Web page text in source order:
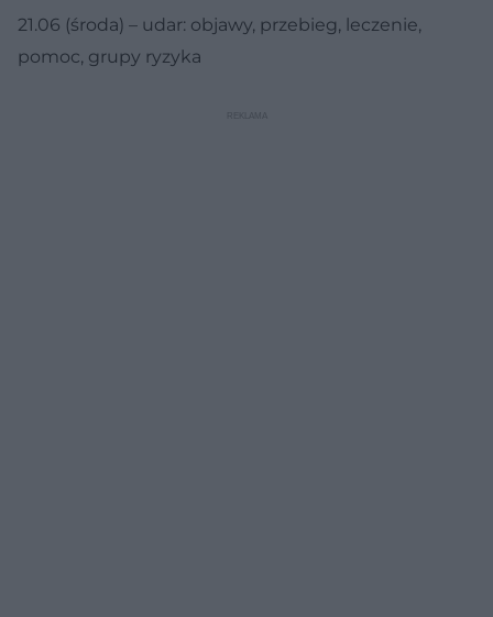
21.06 (środa) – udar: objawy, przebieg, leczenie,
pomoc, grupy ryzyka